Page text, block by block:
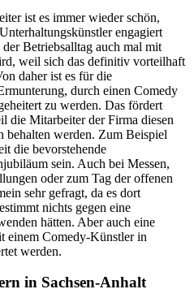
ist es immer wieder schön,
engagiert
Betriebsalltag auch mal mit
weil sich das definitiv vorteilhaft
daher ist es für die
durch einen Comedy
zu werden. Das fördert
die Mitarbeiter der Firma diesen
behalten werden. Zum Beispiel
die bevorstehende
sein. Auch bei Messen,
oder zum Tag der offenen
sehr gefragt, da es dort
nichts gegen eine
hätten. Aber auch eine
einem Comedy-Künstler in
werden.
in Sachsen-Anhalt